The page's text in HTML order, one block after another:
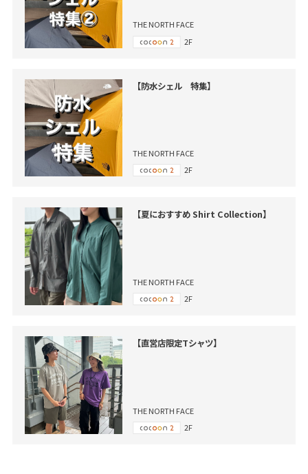
THE NORTH FACE
2F
【防水シェル 特集】
THE NORTH FACE
2F
【夏におすすめ Shirt Collection】
THE NORTH FACE
2F
【直営店限定Tシャツ】
THE NORTH FACE
2F